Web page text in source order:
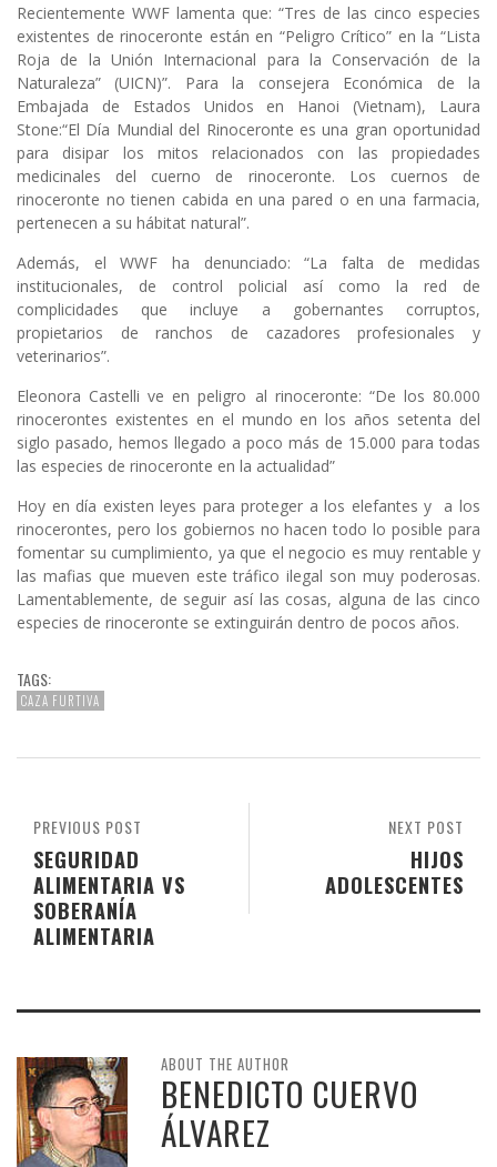
Recientemente WWF lamenta que: “Tres de las cinco especies
existentes de rinoceronte están en “Peligro Crítico” en la “Lista
Roja de la Unión Internacional para la Conservación de la
Naturaleza” (UICN)”. Para la consejera Económica de la
Embajada de Estados Unidos en Hanoi (Vietnam), Laura
Stone:“El Día Mundial del Rinoceronte es una gran oportunidad
para disipar los mitos relacionados con las propiedades
medicinales del cuerno de rinoceronte. Los cuernos de
rinoceronte no tienen cabida en una pared o en una farmacia,
pertenecen a su hábitat natural”.
Además, el WWF ha denunciado: “La falta de medidas
institucionales, de control policial así como la red de
complicidades que incluye a gobernantes corruptos,
propietarios de ranchos de cazadores profesionales y
veterinarios”.
Eleonora Castelli ve en peligro al rinoceronte: “De los 80.000
rinocerontes existentes en el mundo en los años setenta del
siglo pasado, hemos llegado a poco más de 15.000 para todas
las especies de rinoceronte en la actualidad”
Hoy en día existen leyes para proteger a los elefantes y a los
rinocerontes, pero los gobiernos no hacen todo lo posible para
fomentar su cumplimiento, ya que el negocio es muy rentable y
las mafias que mueven este tráfico ilegal son muy poderosas.
Lamentablemente, de seguir así las cosas, alguna de las cinco
especies de rinoceronte se extinguirán dentro de pocos años.
TAGS:
CAZA FURTIVA
NEXT POST
HIJOS
ADOLESCENTES
PREVIOUS POST
SEGURIDAD
ALIMENTARIA VS
SOBERANÍA
ALIMENTARIA
ABOUT THE AUTHOR
BENEDICTO CUERVO
ÁLVAREZ